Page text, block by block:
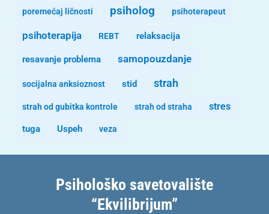
poremećaj ličnosti psiholog psihoterapeut
psihoterapija REBT relaksacija
resavanje problema samopouzdanje
socijalna anksioznost stid strah
strah od gubitka kontrole strah od straha stres
tuga Uspeh veza
Psihološko savetovalište
“Ekvilibrijum”